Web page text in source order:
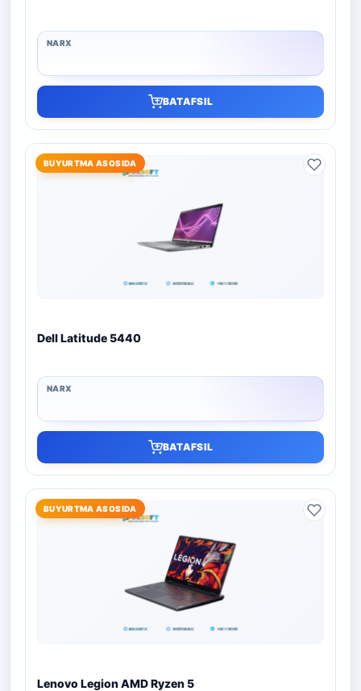
BATAFSIL
BUYURTMA ASOSIDA
Dell Latitude 5440
BATAFSIL
BUYURTMA ASOSIDA
Lenovo Legion AMD Ryzen 5